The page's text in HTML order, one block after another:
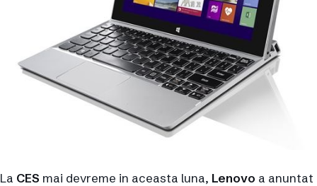
La CES mai devreme in aceasta luna, Lenovo a anuntat